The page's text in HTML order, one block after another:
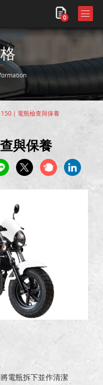
0
｜電瓶檢查與保養
與保養
電瓶拆下並作清潔